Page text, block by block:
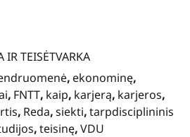
IR TEISĖTVARKA
, ekonominę,
, FNTT, kaip, karjerą, karjeros,
, Reda,siekti,tarpdisciplininis
,teisinę,VDU